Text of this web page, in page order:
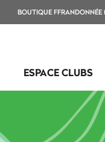
BOUTIQUE
ESPACE CLUBS